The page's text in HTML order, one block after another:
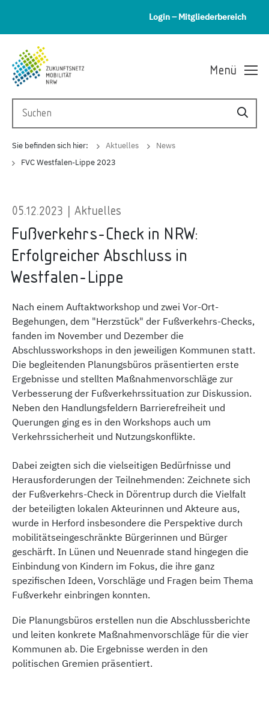
Login – Mitgliederbereich
Menü
Sie befinden sich hier: Aktuelles
News
FVC Westfalen-Lippe 2023
05.12.2023 | Aktuelles
Fußverkehrs-Check in NRW:
Erfolgreicher Abschluss in
Westfalen-Lippe
Nach einem Auftaktworkshop und zwei Vor-Ort-
Begehungen, dem "Herzstück" der Fußverkehrs-Checks,
fanden im November und Dezember die
Abschlussworkshops in den jeweiligen Kommunen statt.
Die begleitenden Planungsbüros präsentierten erste
Ergebnisse und stellten Maßnahmenvorschläge zur
Verbesserung der Fußverkehrssituation zur Diskussion.
Neben den Handlungsfeldern Barrierefreiheit und
Querungen ging es in den Workshops auch um
Verkehrssicherheit und Nutzungskonflikte.
Dabei zeigten sich die vielseitigen Bedürfnisse und
Herausforderungen der Teilnehmenden: Zeichnete sich
der Fußverkehrs-Check in Dörentrup durch die Vielfalt
der beteiligten lokalen Akteurinnen und Akteure aus,
wurde in Herford insbesondere die Perspektive durch
mobilitätseingeschränkte Bürgerinnen und Bürger
geschärft. In Lünen und Neuenrade stand hingegen die
Einbindung von Kindern im Fokus, die ihre ganz
spezifischen Ideen, Vorschläge und Fragen beim Thema
Fußverkehr einbringen konnten.
Die Planungsbüros erstellen nun die Abschlussberichte
und leiten konkrete Maßnahmenvorschläge für die vier
Kommunen ab. Die Ergebnisse werden in den
politischen Gremien präsentiert.